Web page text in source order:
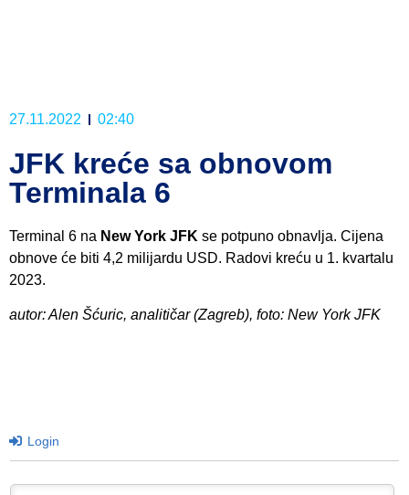
27.11.2022 02:40
JFK kreće sa obnovom
Terminala 6
Terminal 6 na New York JFK se potpuno obnavlja. Cijena
obnove će biti 4,2 milijardu USD. Radovi kreću u 1. kvartalu
2023.
autor: Alen Šćuric, analitičar (Zagreb), foto: New York JFK
Login